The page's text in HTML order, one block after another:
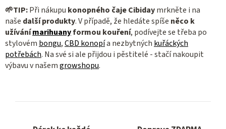
🌱TIP:Při nákupu konopného čaje Cibidaymrkněte i na
naše další produkty.V případě, že hledáte spíše něco k
užívánímarihuanyformou kouření, podívejte se třeba po
stylovém bongu,CBD konopía nezbytných kuřáckých
potřebách. Na své si ale přijdou i pěstitelé - stačí nakoupit
výbavu v našemgrowshopu.